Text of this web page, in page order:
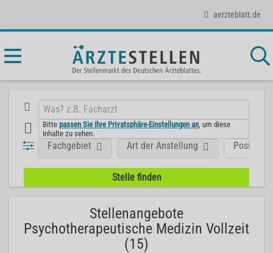
aerzteblatt.de
Bittepassen Sie Ihre Privatsphäre-Einstellungen an , um diese
Inhalte zu sehen.
Position
Fachgebiet Art der Anstellung
Stellenangebote
Psychotherapeutische Medizin Vollzeit
(15)